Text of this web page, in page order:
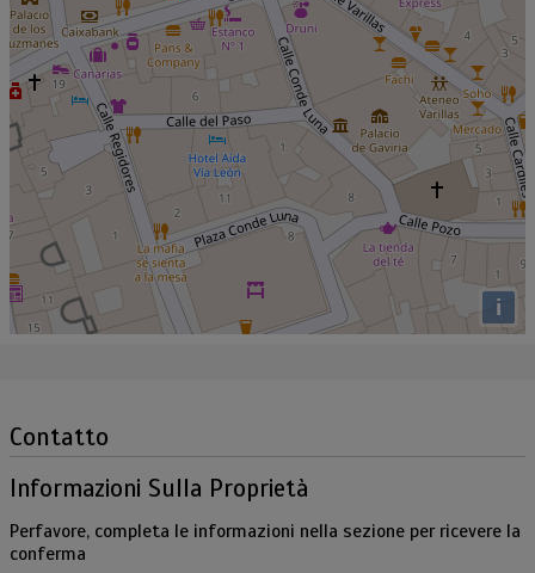
i
Contatto
Informazioni Sulla Proprietà
Perfavore, completa le informazioni nella sezione per ricevere la
conferma